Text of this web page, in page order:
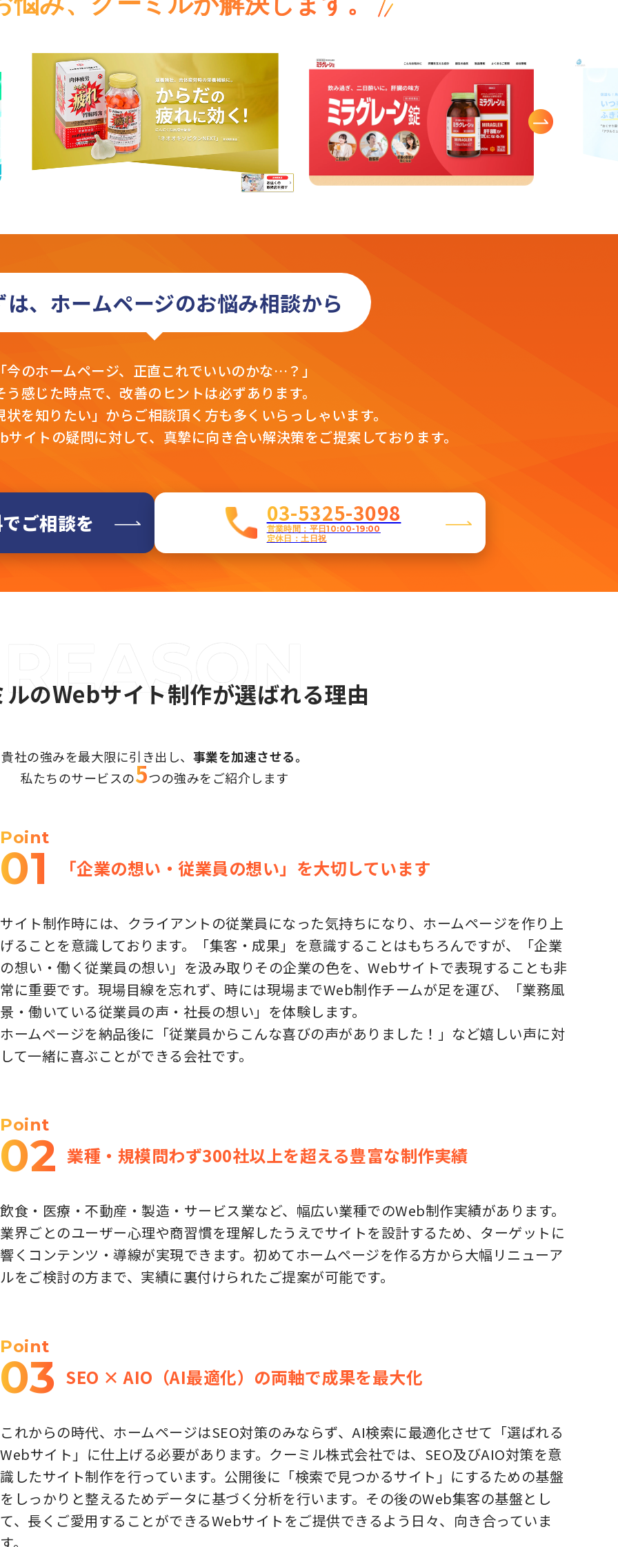
は、ホームページのお悩み相談から
今のホームページ、 正直これでいいのかな…？」
う感じた時点で、 改善のヒントは必ずあります。
状を知りたい」からご相談頂く方も多くいらっしゃいます。
イトの疑問に対して、真摯に向き合い解決策をご提案しております。
ご相談を 03-5325-3098
営業時間：平日10:00-19:00
定休日：土日祝
のWebサイト制作が選ばれる理由
貴社の強みを最大限に引き出し、 事業を加速させる。
私たちのサービスの5つの強みをご紹介します
Point
01 「企業の想い・従業員の想い」を大切しています
サイト制作時には、クライアントの従業員になった気持ちになり、ホームページを作り上
げることを意識しております。「集客・成果」を意識することはもちろんですが、「企業
の想い・働く従業員の想い」を汲み取りその企業の色を、Webサイトで表現することも非
常に重要です。現場目線を忘れず、時には現場までWeb制作チームが足を運び、「業務風
景・働いている従業員の声・社長の想い」を体験します。
ホームページを納品後に「従業員からこんな喜びの声がありました！」など嬉しい声に対
して一緒に喜ぶことができる会社です。
Point
02 業種・規模問わず300社以上を超える豊富な制作実績
飲食・医療・不動産・製造・サービス業など、幅広い業種でのWeb制作実績があります。
業界ごとのユーザー心理や商習慣を理解したうえでサイトを設計するため、ターゲットに
響くコンテンツ・導線が実現できます。初めてホームページを作る方から大幅リニューア
ルをご検討の方まで、実績に裏付けられたご提案が可能です。
Point
03 SEO × AIO（AI最適化）の両軸で成果を最大化
これからの時代、ホームページはSEO対策のみならず、AI検索に最適化させて「選ばれる
Webサイト」に仕上げる必要があります。クーミル株式会社では、SEO及びAIO対策を意
識したサイト制作を行っています。公開後に「検索で見つかるサイト」にするための基盤
をしっかりと整えるためデータに基づく分析を行います。その後のWeb集客の基盤とし
て、長くご愛用することができるWebサイトをご提供できるよう日々、向き合っていま
す。